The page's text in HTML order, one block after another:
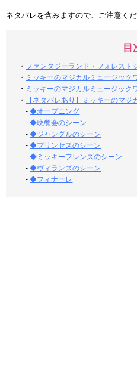
ネタバレを含みますので、ご注意くだ
目
・ ファンタジーランド・フォレスト
・ ミッキーのマジカルミュージック
・ ミッキーのマジカルミュージック
・
【ネタバレあり】ミッキーのマ
-◆オープニング
-◆晩餐会のシーン
-◆ジャングルのシーン
-◆プリンセスのシーン
-◆ミッキーフレンズのシーン
-◆ヴィランズのシーン
-◆フィナーレ